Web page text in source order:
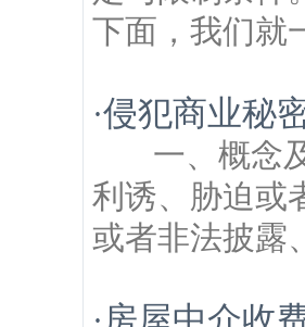
下面，我们就
·侵犯商业秘
一、概念
利诱、胁迫或
或者非法披露